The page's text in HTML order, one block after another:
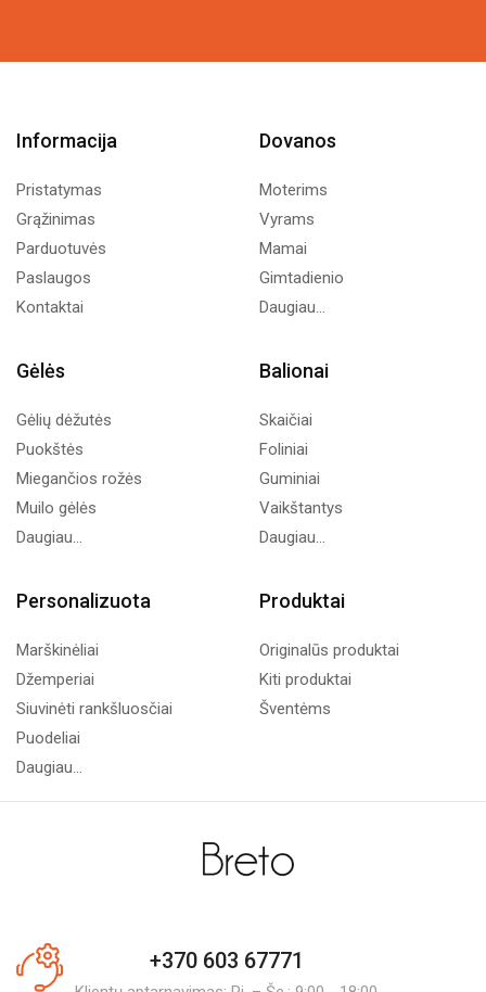
Informacija
Pristatymas
Grąžinimas
Parduotuvės
Paslaugos
Kontaktai
Dovanos
Moterims
Vyrams
Mamai
Gimtadienio
Daugiau...
Gėlės
Gėlių dėžutės
Puokštės
Miegančios rožės
Muilo gėlės
Daugiau...
Balionai
Skaičiai
Foliniai
Guminiai
Vaikštantys
Daugiau...
Personalizuota
Marškinėliai
Džemperiai
Siuvinėti rankšluosčiai
Puodeliai
Daugiau...
Produktai
Originalūs produktai
Kiti produktai
Šventėms
+370 603 67771